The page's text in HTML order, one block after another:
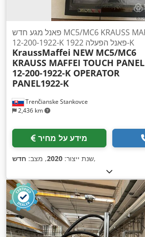
Trenčianske Stankovce
2,436 km
פאנל מגע חדש MC5/MC6 KRAUSS MAFFEI
12-200-1922-K פאנל הפעלה 1922-K
KraussMaffei NEW MC5/MC6
KRAUSS MAFFEI TOUCH PANEL
12-200-1922-K OPERATOR
PANEL1922-K
מידע על מחיר
שנת ייצור: 2020, מצב: חדש ,